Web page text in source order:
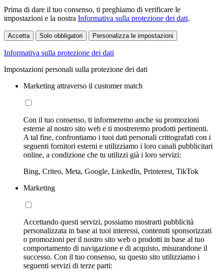
Prima di dare il tuo consenso, ti preghiamo di verificare le
impostazioni e la nostra Informativa sulla protezione dei dati.
Accetta Solo obbligatori Personalizza le impostazioni
Informativa sulla protezione dei dati
Impostazioni personali sulla protezione dei dati
Marketing attraverso il customer match
Con il tuo consenso, ti informeremo anche su promozioni
esterne al nostro sito web e ti mostreremo prodotti pertinenti.
A tal fine, confrontiamo i tuoi dati personali crittografati con i
seguenti fornitori esterni e utilizziamo i loro canali pubblicitari
online, a condizione che tu utilizzi già i loro servizi:
Bing, Criteo, Meta, Google, LinkedIn, Printerest, TikTok
Marketing
Accettando questi servizi, possiamo mostrarti pubblicità
personalizzata in base ai tuoi interessi, contenuti sponsorizzati
o promozioni per il nostro sito web o prodotti in base al tuo
comportamento di navigazione e di acquisto, misurandone il
successo. Con il tuo consenso, su questo sito utilizziamo i
seguenti servizi di terze parti: